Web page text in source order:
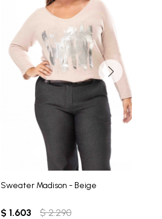
Sweater Madison - Beige
$ 1.603 $ 2.290